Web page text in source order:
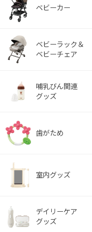
ベビーカー
ベビーラック＆
ベビーチェア
哺乳びん関連
グッズ
歯がため
室内グッズ
デイリーケア
グッズ